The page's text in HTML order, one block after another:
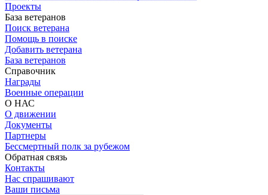
Проекты
База ветеранов
Поиск ветерана
Помощь в поиске
Добавить ветерана
База ветеранов
Справочник
Награды
Военные операции
О НАС
О движении
Документы
Партнеры
Бессмертный полк за рубежом
Обратная связь
Контакты
Нас спрашивают
Ваши письма